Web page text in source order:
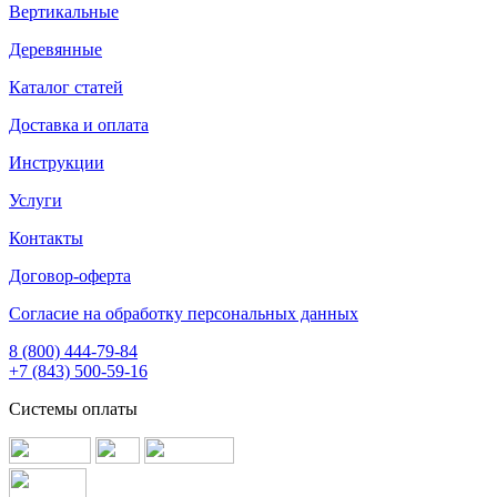
Вертикальные
Деревянные
Каталог статей
Доставка и оплата
Инструкции
Услуги
Контакты
Договор-оферта
Согласие на обработку персональных данных
8 (800) 444-79-84
+7 (843) 500-59-16
Системы оплаты